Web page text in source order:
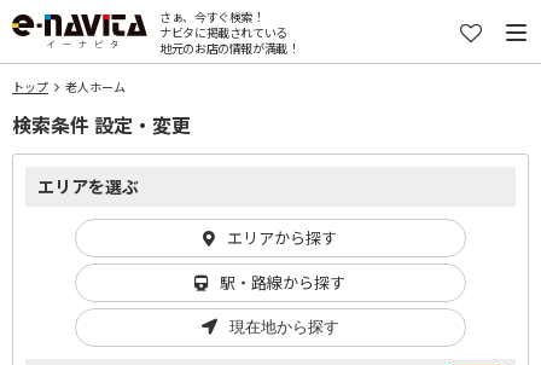
さぁ、今すぐ検索！
ナビタに掲載されている
地元のお店の情報が満載！
トップ 老人ホーム
検索条件 設定・変更
エリアを選ぶ
エリアから探す
駅・路線から探す
現在地から探す